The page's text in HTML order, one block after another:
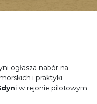
ogłasza nabór na
i praktyki
w rejonie pilotowym